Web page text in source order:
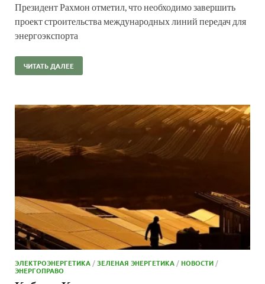
Президент Рахмон отметил, что необходимо завершить
проект строительства международных линий передач для
энергоэкспорта
ЧИТАТЬ ДАЛЕЕ
ЭЛЕКТРОЭНЕРГЕТИКА/ЗЕЛЕНАЯ ЭНЕРГЕТИКА/НОВОСТИ/
ЭНЕРГОПРАВО